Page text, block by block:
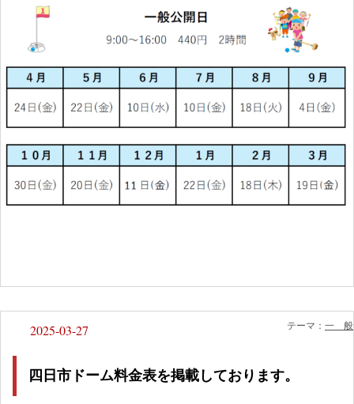
2025-03-27 テーマ： 一 般
四日市ドーム料金表を掲載しております。